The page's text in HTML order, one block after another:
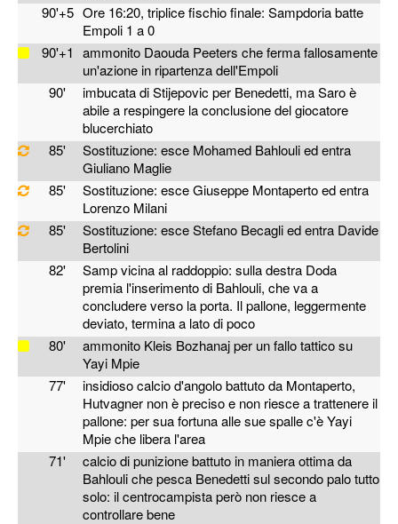
90'+5 Ore 16:20, triplice fischio finale: Sampdoria batte
Empoli 1 a 0
90'+1 ammonito Daouda Peeters che ferma fallosamente
un'azione in ripartenza dell'Empoli
90'
imbucata di Stijepovic per Benedetti, ma Saro è
abile a respingere la conclusione del giocatore
blucerchiato
85'
Sostituzione: esce Mohamed Bahlouli ed entra
Giuliano Maglie
85'
Sostituzione: esce Giuseppe Montaperto ed entra
Lorenzo Milani
85'
Sostituzione: esce Stefano Becagli ed entra Davide
Bertolini
82'
Samp vicina al raddoppio: sulla destra Doda
premia l'inserimento di Bahlouli, che va a
concludere verso la porta. Il pallone, leggermente
deviato, termina a lato di poco
80'
ammonito Kleis Bozhanaj per un fallo tattico su
Yayi Mpie
77'
insidioso calcio d'angolo battuto da Montaperto,
Hutvagner non è preciso e non riesce a trattenere il
pallone: per sua fortuna alle sue spalle c'è Yayi
Mpie che libera l'area
71'
calcio di punizione battuto in maniera ottima da
Bahlouli che pesca Benedetti sul secondo palo tutto
solo: il centrocampista però non riesce a
controllare bene